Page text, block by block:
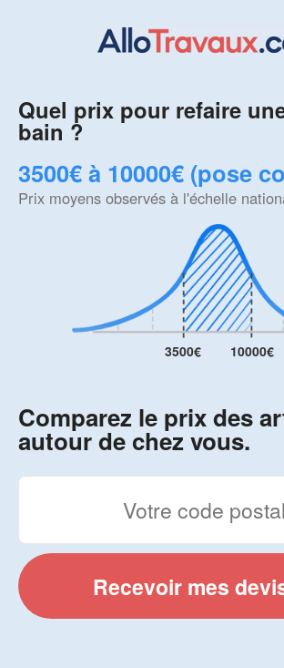
Quel prix pour refaire
bain ?
3500€ à 10000€ (pose
Prix moyens observés à l'échelle
3500€ 10000€
Comparez le prix des
autour de chez vous.
Recevoir mes